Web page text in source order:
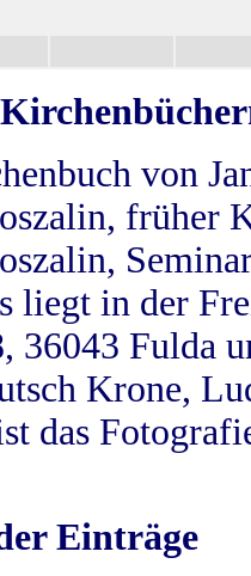
von
früher
liegt in der
36043 Fulda
Krone,
das
Einträge